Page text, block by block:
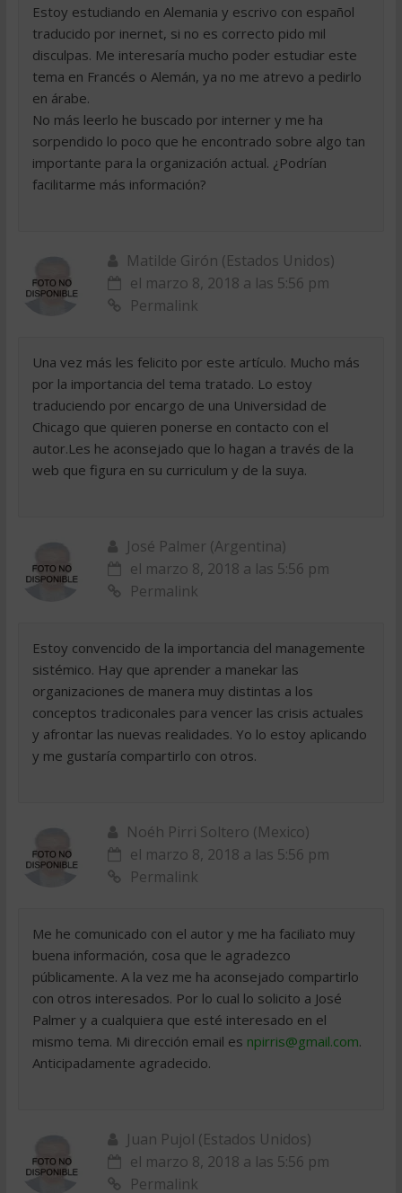
Estoy estudiando en Alemania y escrivo con español
traducido por inernet, si no es correcto pido mil
disculpas. Me interesaría mucho poder estudiar este
tema en Francés o Alemán, ya no me atrevo a pedirlo
en árabe.
No más leerlo he buscado por interner y me ha
sorpendido lo poco que he encontrado sobre algo tan
importante para la organización actual. ¿Podrían
facilitarme más información?
Matilde Girón (Estados Unidos)
el marzo 8, 2018 a las 5:56 pm
Permalink
Una vez más les felicito por este artículo. Mucho más
por la importancia del tema tratado. Lo estoy
traduciendo por encargo de una Universidad de
Chicago que quieren ponerse en contacto con el
autor.Les he aconsejado que lo hagan a través de la
web que figura en su curriculum y de la suya.
José Palmer (Argentina)
el marzo 8, 2018 a las 5:56 pm
Permalink
Estoy convencido de la importancia del managemente
sistémico. Hay que aprender a manekar las
organizaciones de manera muy distintas a los
conceptos tradiconales para vencer las crisis actuales
y afrontar las nuevas realidades. Yo lo estoy aplicando
y me gustaría compartirlo con otros.
Noéh Pirri Soltero (Mexico)
el marzo 8, 2018 a las 5:56 pm
Permalink
Me he comunicado con el autor y me ha faciliato muy
buena información, cosa que le agradezco
públicamente. A la vez me ha aconsejado compartirlo
con otros interesados. Por lo cual lo solicito a José
Palmer y a cualquiera que esté interesado en el
mismo tema. Mi dirección email es npirris@gmail.com.
Anticipadamente agradecido.
Juan Pujol (Estados Unidos)
el marzo 8, 2018 a las 5:56 pm
Permalink